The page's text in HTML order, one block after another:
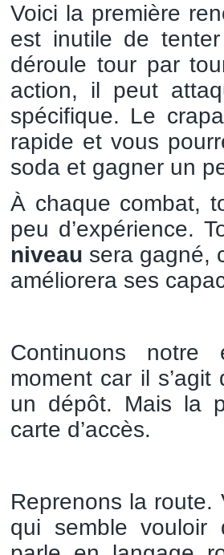
Voici la première
est inutile de
déroule tour par
action, il peut
spécifique. Le
rapide et vous
soda et gagner un
À chaque combat,
peu d’expérience.
niveau sera gagné,
améliorera ses
Continuons notre
moment car il
un dépôt. Mais la
carte d’accès.
Reprenons la route.
qui semble vouloir